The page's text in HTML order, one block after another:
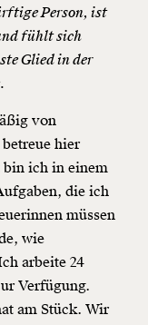
Person, ist
fühlt sich
Glied in der
von
hier
bin ich in einem
die ich
müssen
wie
arbeite 24
Verfügung.
am Stück. Wir